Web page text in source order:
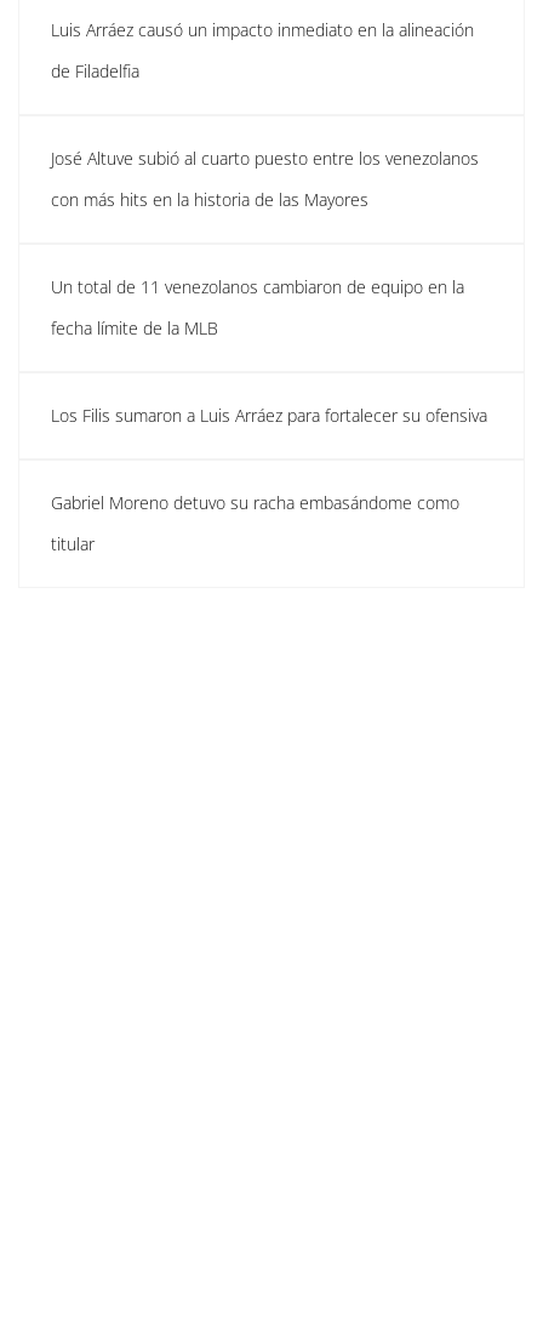
Luis Arráez causó un impacto inmediato en la alineación
de Filadelfia
José Altuve subió al cuarto puesto entre los venezolanos
con más hits en la historia de las Mayores
Un total de 11 venezolanos cambiaron de equipo en la
fecha límite de la MLB
Los Filis sumaron a Luis Arráez para fortalecer su ofensiva
Gabriel Moreno detuvo su racha embasándome como
titular